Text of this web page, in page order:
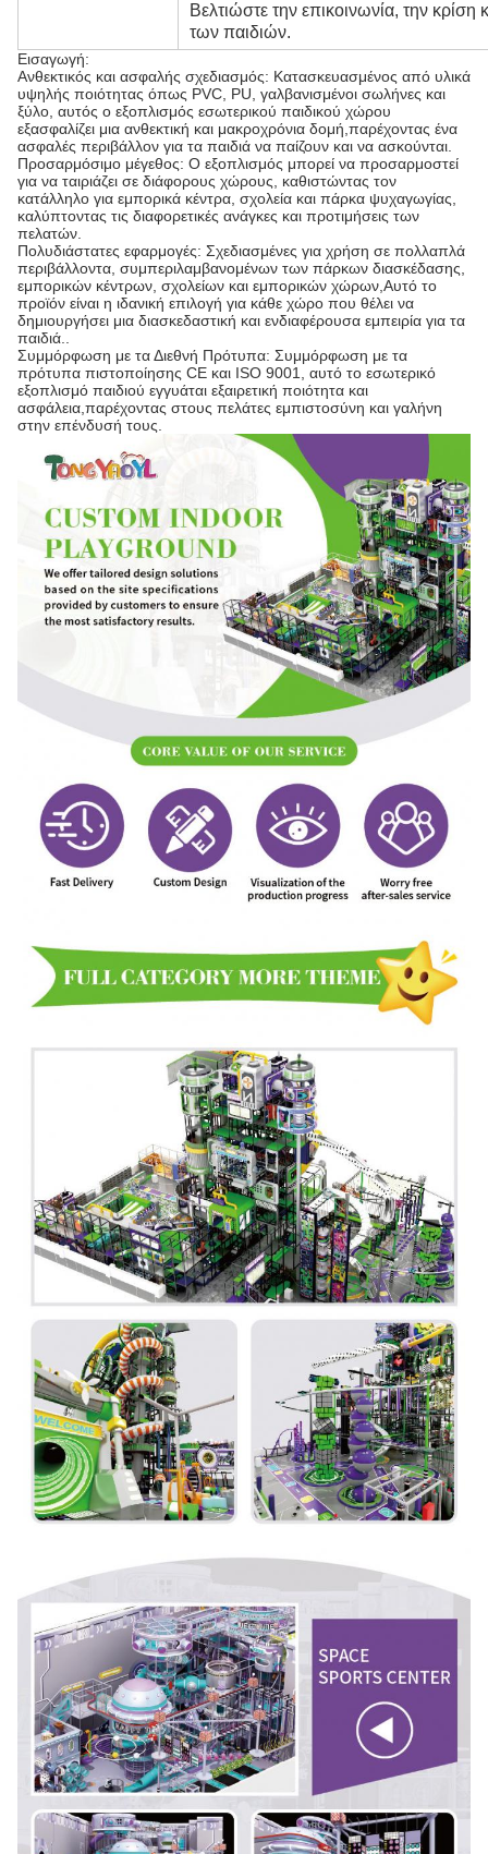
Βελτιώστε την επικοινωνία, την
των παιδιών.
Εισαγωγή:
Ανθεκτικός και ασφαλής σχεδιασμός: Κατασκευασμένος από υλικά
υψηλής ποιότητας όπως PVC, PU, γαλβανισμένοι σωλήνες και
ξύλο, αυτός ο εξοπλισμός εσωτερικού παιδικού χώρου
εξασφαλίζει μια ανθεκτική και μακροχρόνια δομή,παρέχοντας ένα
ασφαλές περιβάλλον για τα παιδιά να παίζουν και να ασκούνται.
Προσαρμόσιμο μέγεθος: Ο εξοπλισμός μπορεί να προσαρμοστεί
για να ταιριάζει σε διάφορους χώρους, καθιστώντας τον
κατάλληλο για εμπορικά κέντρα, σχολεία και πάρκα ψυχαγωγίας,
καλύπτοντας τις διαφορετικές ανάγκες και προτιμήσεις των
πελατών.
Πολυδιάστατες εφαρμογές: Σχεδιασμένες για χρήση σε πολλαπλά
περιβάλλοντα, συμπεριλαμβανομένων των πάρκων διασκέδασης,
εμπορικών κέντρων, σχολείων και εμπορικών χώρων,Αυτό το
προϊόν είναι η ιδανική επιλογή για κάθε χώρο που θέλει να
δημιουργήσει μια διασκεδαστική και ενδιαφέρουσα εμπειρία για τα
παιδιά..
Συμμόρφωση με τα Διεθνή Πρότυπα: Συμμόρφωση με τα
πρότυπα πιστοποίησης CE και ISO 9001, αυτό το εσωτερικό
εξοπλισμό παιδιού εγγυάται εξαιρετική ποιότητα και
ασφάλεια,παρέχοντας στους πελάτες εμπιστοσύνη και γαλήνη
στην επένδυσή τους.